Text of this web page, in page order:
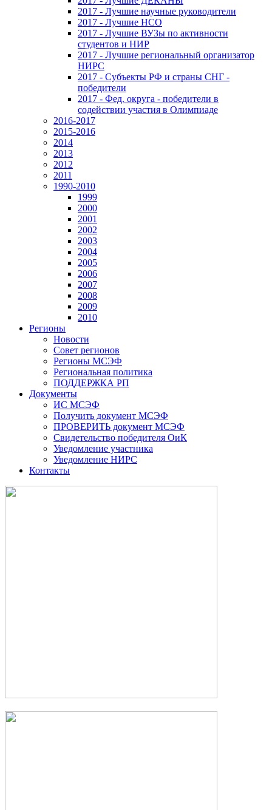
2017 - Лучшие научные руководители
2017 - Лучшие НСО
2017 - Лучшие ВУЗы по активности
студентов и НИР
2017 - Лучшие региональный организатор
НИРС
2017 - Субъекты РФ и страны СНГ -
победители
2017 - Фед. округа - победители в
содействии участия в Олимпиаде
2016-2017
2015-2016
2014
2013
2012
2011
1990-2010
1999
2000
2001
2002
2003
2004
2005
2006
2007
2008
2009
2010
Регионы
Новости
Совет регионов
Регионы МСЭФ
Региональная политика
ПОДДЕРЖКА РП
Документы
ИС МСЭФ
Получить документ МСЭФ
ПРОВЕРИТЬ документ МСЭФ
Свидетельство победителя ОиК
Уведомление участника
Уведомление НИРС
Контакты